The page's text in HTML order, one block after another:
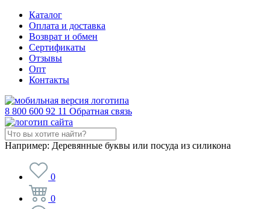
Каталог
Оплата и доставка
Возврат и обмен
Сертификаты
Отзывы
Опт
Контакты
8 800 600 92 11 Обратная связь
Например: Деревянные буквы или посуда из силикона
0
0